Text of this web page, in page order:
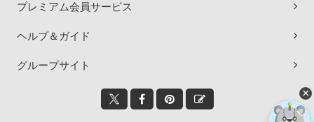
プレミアム会員サービス
ヘルプ＆ガイド
グループサイト
×